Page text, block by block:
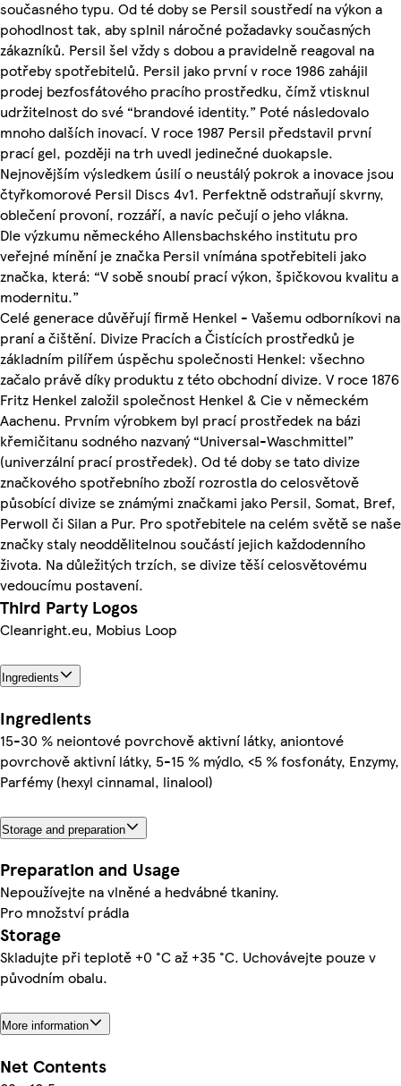
současného typu. Od té doby se Persil soustředí na výkon a
pohodlnost tak, aby splnil náročné požadavky současných
zákazníků. Persil šel vždy s dobou a pravidelně reagoval na
potřeby spotřebitelů. Persil jako první v roce 1986 zahájil
prodej bezfosfátového pracího prostředku, čímž vtisknul
udržitelnost do své “brandové identity.” Poté následovalo
mnoho dalších inovací. V roce 1987 Persil představil první
prací gel, později na trh uvedl jedinečné duokapsle.
Nejnovějším výsledkem úsilí o neustálý pokrok a inovace jsou
čtyřkomorové Persil Discs 4v1. Perfektně odstraňují skvrny,
oblečení provoní, rozzáří, a navíc pečují o jeho vlákna.
Dle výzkumu německého Allensbachského institutu pro
veřejné mínění je značka Persil vnímána spotřebiteli jako
značka, která: “V sobě snoubí prací výkon, špičkovou kvalitu a
modernitu.”
Celé generace důvěřují firmě Henkel - Vašemu odborníkovi na
praní a čištění. Divize Pracích a Čistících prostředků je
základním pilířem úspěchu společnosti Henkel: všechno
začalo právě díky produktu z této obchodní divize. V roce 1876
Fritz Henkel založil společnost Henkel & Cie v německém
Aachenu. Prvním výrobkem byl prací prostředek na bázi
křemičitanu sodného nazvaný “Universal-Waschmittel”
(univerzální prací prostředek). Od té doby se tato divize
značkového spotřebního zboží rozrostla do celosvětově
působící divize se známými značkami jako Persil, Somat, Bref,
Perwoll či Silan a Pur. Pro spotřebitele na celém světě se naše
značky staly neoddělitelnou součástí jejich každodenního
života. Na důležitých trzích, se divize těší celosvětovému
vedoucímu postavení.
Third Party Logos
Cleanright.eu, Mobius Loop
Ingredients
Ingredients
15-30 % neiontové povrchově aktivní látky, aniontové
povrchově aktivní látky, 5-15 % mýdlo, <5 % fosfonáty, Enzymy,
Parfémy (hexyl cinnamal, linalool)
Storage and preparation
Preparation and Usage
Nepoužívejte na vlněné a hedvábné tkaniny.
Pro množství prádla
Storage
Skladujte při teplotě +0 °C až +35 °C. Uchovávejte pouze v
původním obalu.
More information
Net Contents